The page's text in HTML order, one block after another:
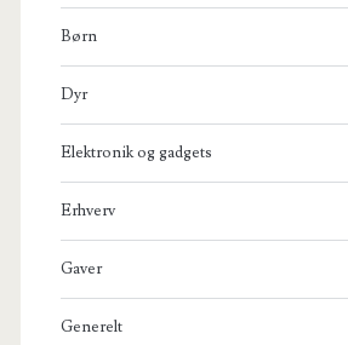
Børn
Dyr
Elektronik og gadgets
Erhverv
Gaver
Generelt